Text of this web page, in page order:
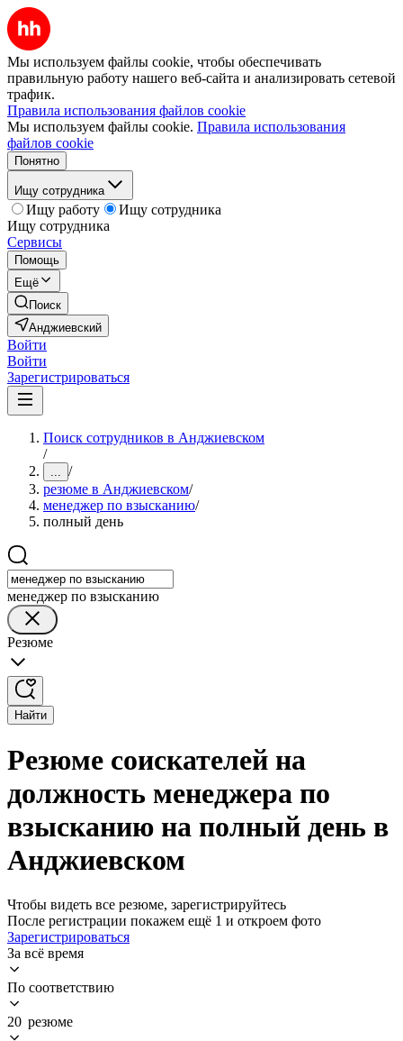
Мы используем файлы cookie, чтобы обеспечивать
правильную работу нашего веб-сайта и анализировать сетевой
трафик.
Правила использования файлов cookie
Мы используем файлы cookie. Правила использования
файлов cookie
Понятно
Ищу сотрудника
Ищу работу
Ищу сотрудника
Ищу сотрудника
Сервисы
Помощь
Ещё
Поиск
Анджиевский
Войти
Войти
Зарегистрироваться
Поиск сотрудников в Анджиевском
/
... /
резюме в Анджиевском/
менеджер по взысканию/
полный день
менеджер по взысканию
Резюме
Найти
Резюме соискателей на
должность менеджера по
взысканию на полный день в
Анджиевском
Чтобы видеть все резюме, зарегистрируйтесь
После регистрации покажем ещё 1 и откроем фото
Зарегистрироваться
За всё время
По соответствию
20 резюме